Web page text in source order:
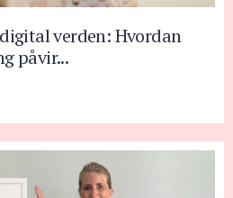
verden: Hvordan
påvir...